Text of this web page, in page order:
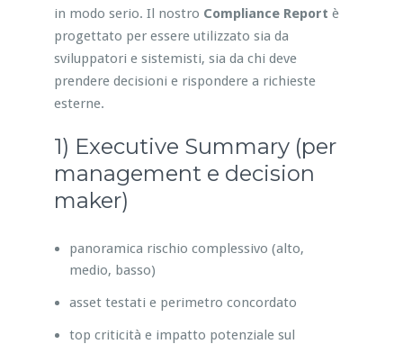
in modo serio. Il nostro Compliance Report è
progettato per essere utilizzato sia da
sviluppatori e sistemisti, sia da chi deve
prendere decisioni e rispondere a richieste
esterne.
1) Executive Summary (per
management e decision
maker)
panoramica rischio complessivo (alto,
medio, basso)
asset testati e perimetro concordato
top criticità e impatto potenziale sul